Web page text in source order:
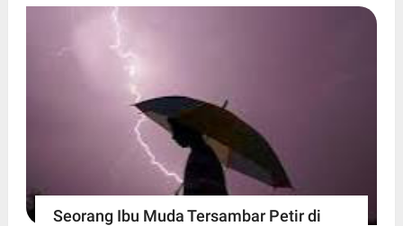
Seorang Ibu Muda Tersambar Petir di